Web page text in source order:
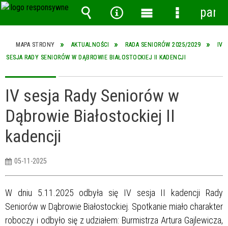
MAPA STRONY AKTUALNOŚCI RADA SENIORÓW 2025/2029
IV
SESJA RADY SENIORÓW W DĄBROWIE BIAŁOSTOCKIEJ II KADENCJI
IV sesja Rady Seniorów w
Dąbrowie Białostockiej II
kadencji
05-11-2025
W dniu 5.11.2025 odbyła się IV sesja II kadencji Rady
Seniorów w Dąbrowie Białostockiej. Spotkanie miało charakter
roboczy i odbyło się z udziałem: Burmistrza Artura Gajlewicza,
Wyszukiwarka
Narzędzia
Menu
główne
Menu
panel